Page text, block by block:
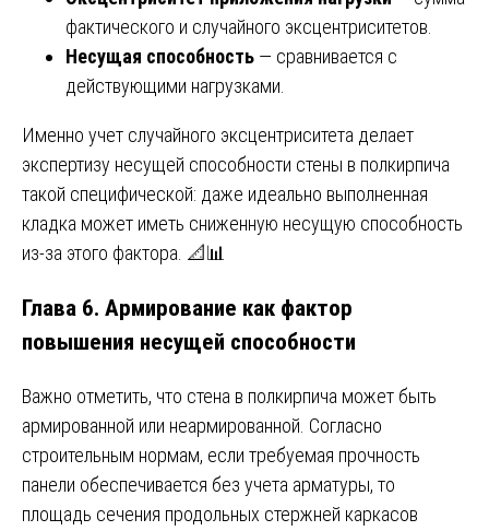
фактического и случайного эксцентриситетов.
Несущая способность — сравнивается с
действующими нагрузками.
Именно учет случайного эксцентриситета делает
экспертизу несущей способности стены в полкирпича
такой специфической: даже идеально выполненная
кладка может иметь сниженную несущую способность
из-за этого фактора. 📐📊
Глава 6. Армирование как фактор
повышения несущей способности
Важно отметить, что стена в полкирпича может быть
армированной или неармированной. Согласно
строительным нормам, если требуемая прочность
панели обеспечивается без учета арматуры, то
площадь сечения продольных стержней каркасов